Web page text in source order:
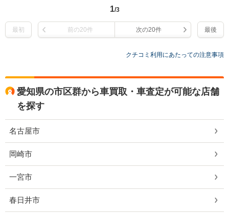
1/3
最初 前の20件 次の20件 最後
クチコミ利用にあたっての注意事項
愛知県の市区群から車買取・車査定が可能な店舗
を探す
名古屋市
岡崎市
一宮市
春日井市